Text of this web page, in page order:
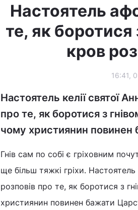
Настоятель
те, як боротися
кров
16:41,
Настоятель келії святої
про те, як боротися з
чому християнин повинен
Гнів сам по собі є гріховним
ще більш тяжкі гріхи.
розповів про те, як боротися з
християнин повинен бажати